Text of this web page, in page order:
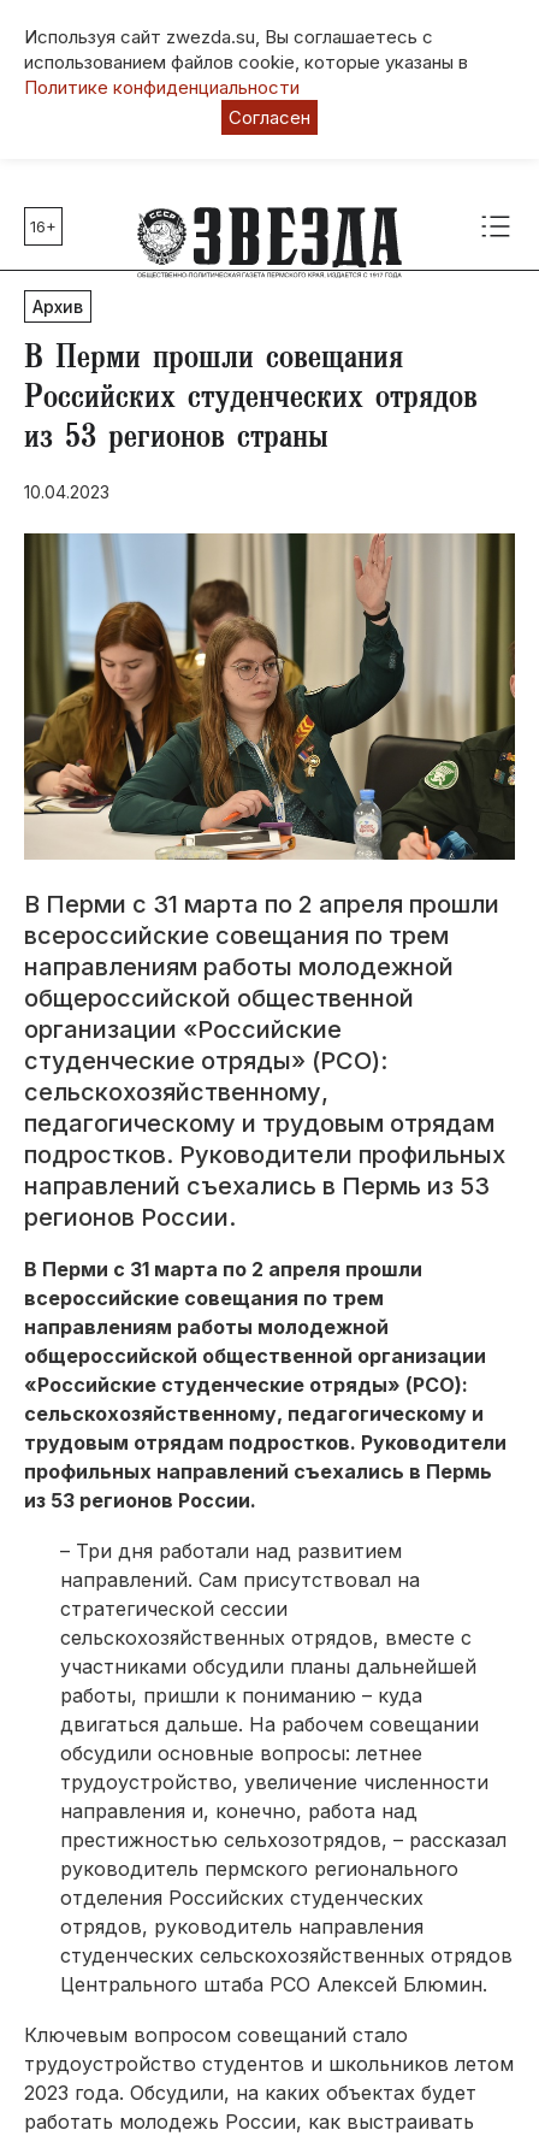
Используя сайт zwezda.su, Вы соглашаетесь с
использованием файлов cookie, которые указаны в
Политике конфиденциальности
Согласен
Главные темы
80 лет Победы
Молодежная столица РФ
СВО
Выборы в Пермском крае
Социальная поддержка
Инфраструктура
Благоустройство
16+
Архив
В Перми прошли совещания
Российских студенческих отрядов
из 53 регионов страны
10.04.2023
В Перми с 31 марта по 2 апреля прошли
всероссийские совещания по трем
направлениям работы молодежной
общероссийской общественной
организации «Российские
студенческие отряды» (РСО):
сельскохозяйственному,
педагогическому и трудовым отрядам
подростков. Руководители профильных
направлений съехались в Пермь из 53
регионов России.
В Перми с 31 марта по 2 апреля прошли
всероссийские совещания по трем
направлениям работы молодежной
общероссийской общественной организации
«Российские студенческие отряды» (РСО):
сельскохозяйственному, педагогическому и
трудовым отрядам подростков. Руководители
профильных направлений съехались в Пермь
из 53 регионов России.
– Три дня работали над развитием
направлений. Сам присутствовал на
стратегической сессии
сельскохозяйственных отрядов, вместе с
участниками обсудили планы дальнейшей
работы, пришли к пониманию – куда
двигаться дальше. На рабочем совещании
обсудили основные вопросы: летнее
трудоустройство, увеличение численности
направления и, конечно, работа над
престижностью сельхозотрядов, – рассказал
руководитель пермского регио­нального
отделения Российских студенческих
отрядов, руководитель направления
студенческих сельскохозяйственных отрядов
Центрального штаба РСО Алексей Блюмин.
Ключевым вопросом совещаний стало
трудоустройство студентов и школьников летом
2023 года. Обсудили, на каких объектах будет
работать молодежь России, как выстраивать